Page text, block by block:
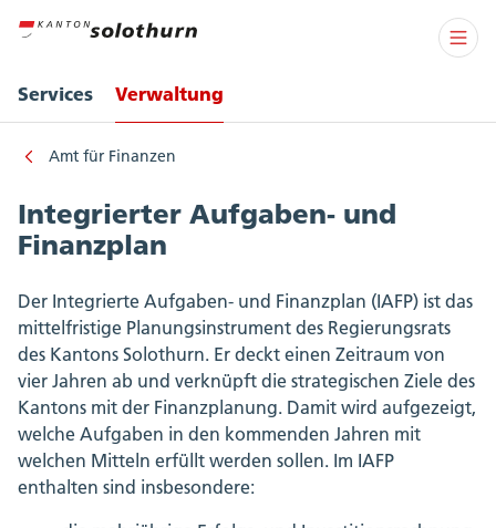
Services Verwaltung
Amt für Finanzen
Integrierter Aufgaben- und
Finanzplan
Der Integrierte Aufgaben- und Finanzplan (IAFP) ist das
mittelfristige Planungsinstrument des Regierungsrats
des Kantons Solothurn. Er deckt einen Zeitraum von
vier Jahren ab und verknüpft die strategischen Ziele des
Kantons mit der Finanzplanung. Damit wird aufgezeigt,
welche Aufgaben in den kommenden Jahren mit
welchen Mitteln erfüllt werden sollen. Im IAFP
enthalten sind insbesondere: